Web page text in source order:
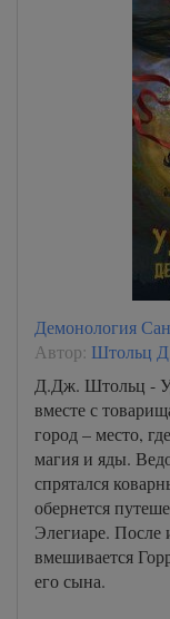
Демонология
Автор: Штольц
Д.Дж. Штольц -
вместе с
город – место,
магия и яды.
спрятался
обернется
Элегиаре. После
вмешивается
его сына.